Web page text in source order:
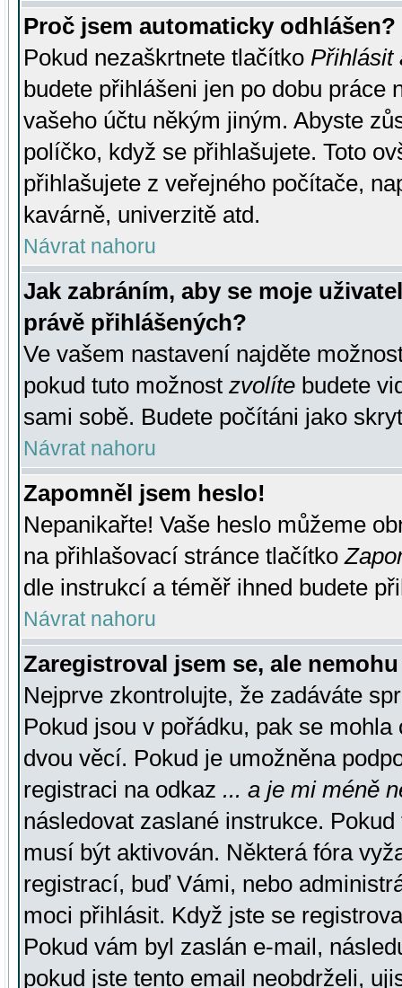
Proč jsem automaticky odhlášen?
Pokud nezaškrtnete tlačítko Přihlásit
budete přihlášeni jen po dobu práce
vašeho účtu někým jiným. Abyste
políčko, když se přihlašujete. Toto
přihlašujete z veřejného počítače,
kavárně, univerzitě atd.
Návrat nahoru
Jak zabráním, aby se moje
právě přihlášených?
Ve vašem nastavení najděte
pokud tuto možnost zvolíte budete
sami sobě. Budete počítáni jako
Návrat nahoru
Zapomněl jsem heslo!
Nepanikařte! Vaše heslo můžeme
na přihlašovací stránce tlačítko
dle instrukcí a téměř ihned budete
Návrat nahoru
Zaregistroval jsem se, ale
Nejprve zkontrolujte, že zadáváte
Pokud jsou v pořádku, pak se
dvou věcí. Pokud je umožněna
registraci na odkaz ... a je mi méně
následovat zaslané instrukce.
musí být aktivován. Některá fóra
registrací, buď Vámi, nebo
moci přihlásit. Když jste se
Pokud vám byl zaslán e-mail,
pokud jste tento email neobdrželi,